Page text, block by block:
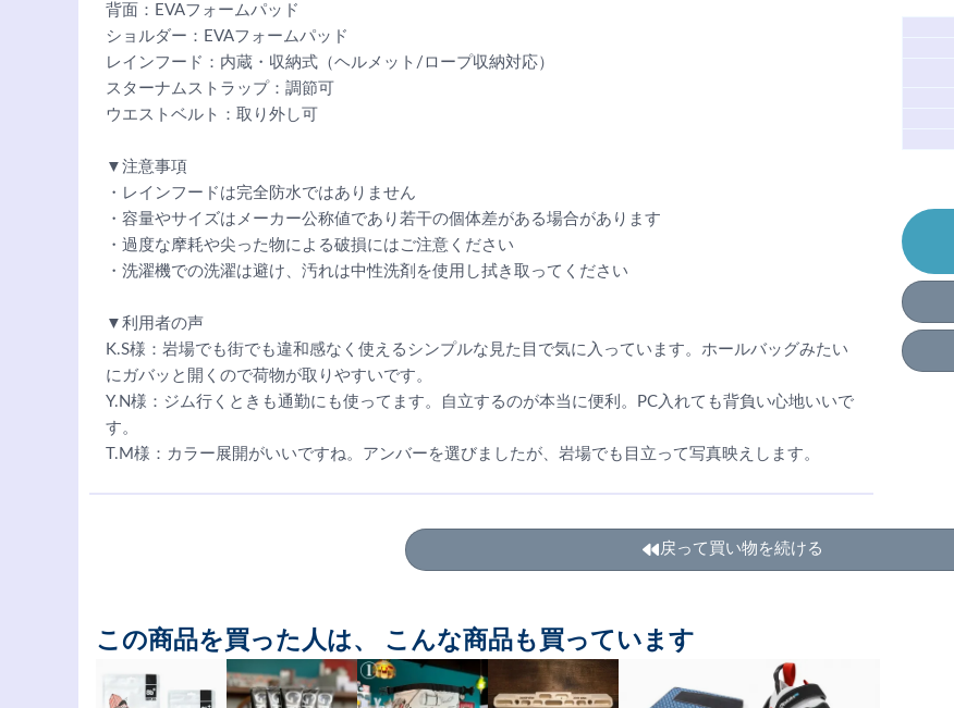
背面：EVAフォームパッド
ショルダー：EVAフォームパッド
レインフード：内蔵・収納式（ヘルメット/ロープ収納対応）
スターナムストラップ：調節可
ウエストベルト：取り外し可
▼注意事項
・レインフードは完全防水ではありません
・容量やサイズはメーカー公称値であり若干の個体差がある場合があります
・過度な摩耗や尖った物による破損にはご注意ください
・洗濯機での洗濯は避け、汚れは中性洗剤を使用し拭き取ってください
▼利用者の声
K.S様：岩場でも街でも違和感なく使えるシンプルな見た目で気に入っています。ホールバッグみたい
にガバッと開くので荷物が取りやすいです。
Y.N様：ジム行くときも通勤にも使ってます。自立するのが本当に便利。PC入れても背負い心地いいで
す。
T.M様：カラー展開がいいですね。アンバーを選びましたが、岩場でも目立って写真映えします。
戻って買い物を続ける
この商品を買った人は、 こんな商品も買っています